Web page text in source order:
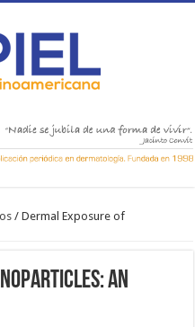
/ Dermal Exposure of
An